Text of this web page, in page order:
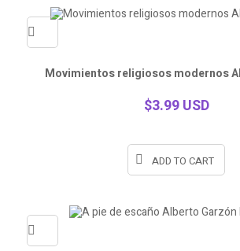
Movimientos religiosos modernos
$3.99 USD
ADD TO CART